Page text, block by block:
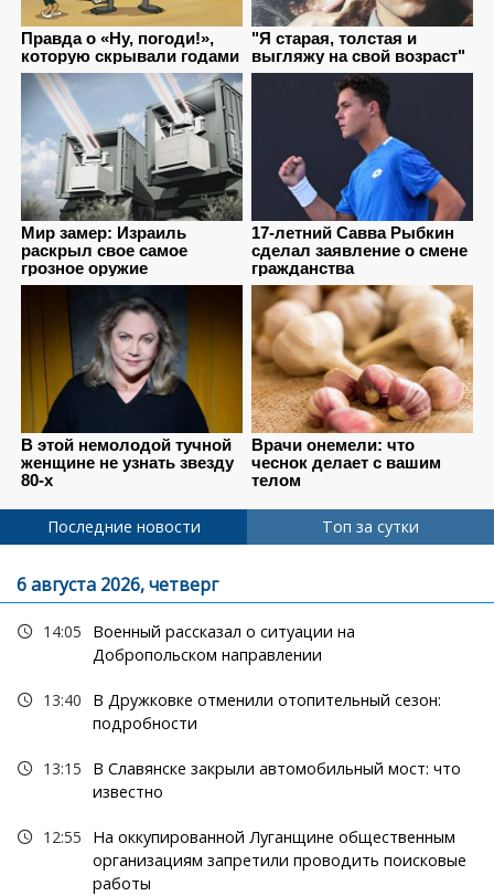
Последние новости Топ за сутки
6 августа 2026, четверг
14:05
Военный рассказал о ситуации на
Добропольском направлении
13:40
В Дружковке отменили отопительный сезон:
подробности
13:15
В Славянске закрыли автомобильный мост: что
известно
12:55
На оккупированной Луганщине общественным
организациям запретили проводить поисковые
работы